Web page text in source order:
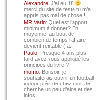
Alexandre: J’ai eu 18
merci du site de teste tu m’a
appris pas mal de chose !
MR Varin: Quel est l’apport
minimum à donner? En
moyenne, au bout de
combien de temps l’affaire
devient rentable ( à...
Paulo: Presque 4 ans plus
tard avez vous appliqué les
principes du livre ?
momo: Bonsoir, je
souhaiterais ouvrir un football
indoor près de chez moi. Je
cherche un peu d’aide et des
infos...